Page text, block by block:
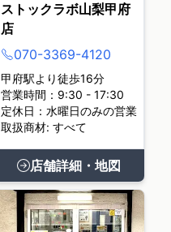
ストックラボ山梨甲府
店
070-3369-4120
甲府駅より徒歩16分
営業時間：9:30 - 17:30
定休日：水曜日のみの営業
取扱商材: すべて
店舗詳細・地図